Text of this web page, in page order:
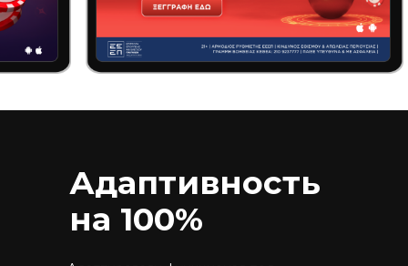
Адаптивность
на 100%